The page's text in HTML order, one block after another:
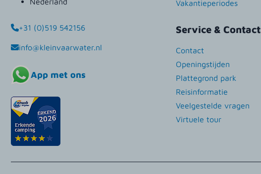
+31 (0)519 542156
info@kleinvaarwater.nl
App met ons
Vakantieperiodes
Service & Contact
Contact
Openingstijden
Plattegrond park
Reisinformatie
Veelgestelde vragen
Virtuele tour